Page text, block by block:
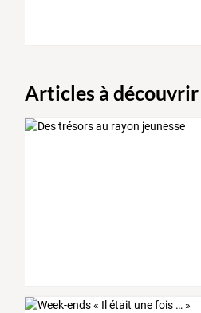
Articles à découvrir